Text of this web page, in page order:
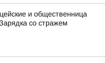
и общественница
со стражем